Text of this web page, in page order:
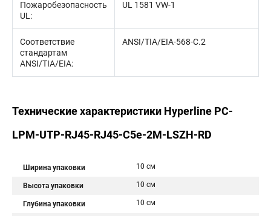
Пожаробезопасность
UL:
UL 1581 VW-1
Соответствие
стандартам
ANSI/TIA/EIA:
ANSI/TIA/EIA-568-С.2
Технические характеристики Hyperline PC-
LPM-UTP-RJ45-RJ45-C5e-2M-LSZH-RD
Ширина упаковки 10 см
Высота упаковки 10 см
Глубина упаковки 10 см